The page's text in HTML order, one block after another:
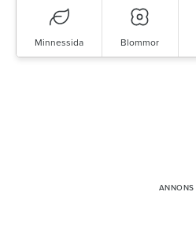
Minnessida Blommor